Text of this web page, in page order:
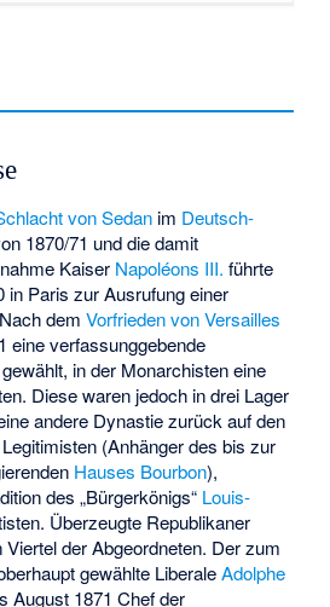
von Sedan im Deutsch-
1870/71 und die damit
Kaiser Napoléons III. führte
in Paris zurAusrufungeiner
demVorfrieden von Versailles
eine verfassunggebende
in der Monarchisten eine
Diese waren jedoch in drei Lager
andere Dynastie zurück auf den
(Anhänger des bis zur
Hauses Bourbon),
des „Bürgerkönigs“ Louis-
. Überzeugte Republikaner
der Abgeordneten. Der zum
gewählte LiberaleAdolphe
August 1871 Chef der